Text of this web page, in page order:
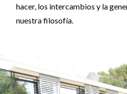
hacer, los intercambios y la
nuestra filosofía.